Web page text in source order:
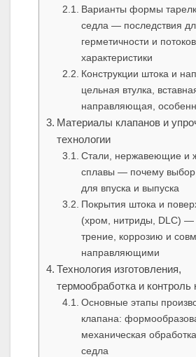
Варианты формы
седла — последствия
герметичности и
характеристики
Конструкции штока и
цельная втулка,
направляющая,
Материалы клапанов и
технологии
Стали, нержавеющие и
сплавы — почему выбор
для впуска и выпуска
Покрытия штока и
(хром, нитриды, DLC)
трение, коррозию и
направляющими
Технология изготовления,
термообработка и контроль
Основные этапы
клапана:
механическая
седла